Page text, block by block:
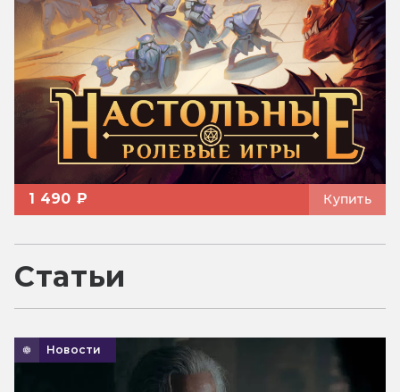
1 490 ₽ Купить
Статьи
Новости